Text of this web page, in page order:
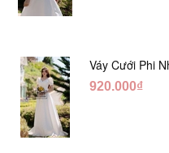
Váy Cưới Phi
DC548
920.000₫